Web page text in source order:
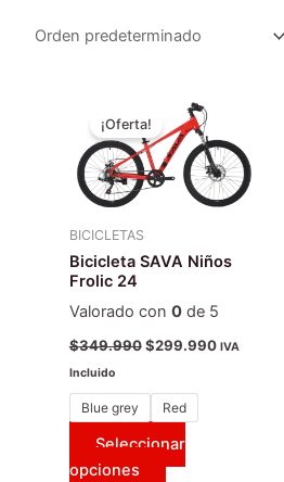
¡Oferta!
BICICLETAS
Bicicleta SAVA Niños
Frolic 24
Valorado con 0de 5
$349.990
precio
original
era:
$349.990.
$299.990
es:
$299.990.
IVA
Incluido
Blue grey Red
Seleccionar
opciones
Este
producto
tiene
múltiples
variantes.
opciones
pueden
elegir
la
página
de
producto